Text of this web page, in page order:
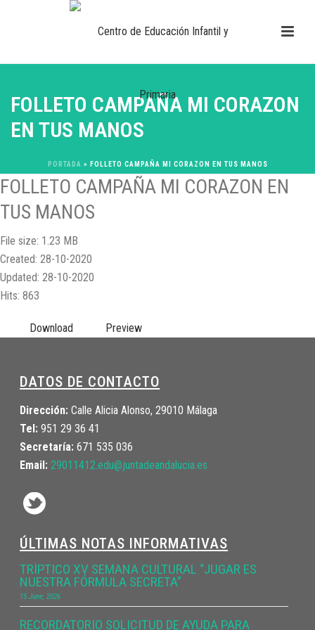
FOLLETO CAMPAÑA MI CORAZON
EN TUS MANOS
PORTADA » FOLLETO CAMPAÑA MI CORAZON EN TUS MANOS
FOLLETO CAMPAÑA MI CORAZON EN
TUS MANOS
File size: 1.23 MB
Created: 28-10-2020
Updated: 28-10-2020
Hits: 863
Download Preview
DATOS DE CONTACTO
Dirección: Calle Alicia Alonso, 29010 Málaga
Tel: 951 29 36 41
Secretaría: 671 535 036
Email: 29011412.edu@juntadeandalucia.es
ÚLTIMAS NOTAS INFORMATIVAS
TRÍPTICO XV SEMANA CULTURAL “JUGAR ES
NUESTRA FÓRMULA SECRETA”
15 June, 2026
RECORDATORIO SOLICITUD DE AYUDA PARA